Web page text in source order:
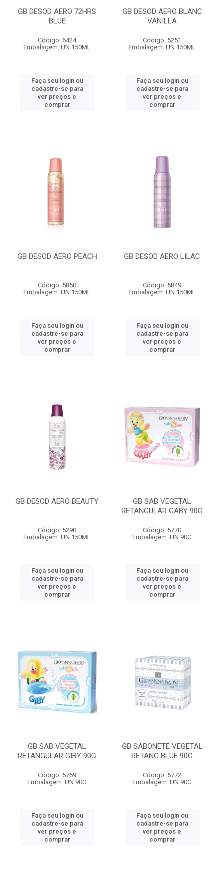
GB DESOD AERO 72HRS
BLUE
Código: 6424
Embalagem: UN 150ML
Faça seu login ou
cadastre-se para
ver preços e
comprar
GB DESOD AERO BLANC
VANILLA
Código: 5251
Embalagem: UN 150ML
Faça seu login ou
cadastre-se para
ver preços e
comprar
GB DESOD AERO PEACH
Código: 5850
Embalagem: UN 150ML
Faça seu login ou
cadastre-se para
ver preços e
comprar
GB DESOD AERO LILAC
Código: 5849
Embalagem: UN 150ML
Faça seu login ou
cadastre-se para
ver preços e
comprar
GB DESOD AERO BEAUTY
Código: 5290
Embalagem: UN 150ML
Faça seu login ou
cadastre-se para
ver preços e
comprar
GB SAB VEGETAL
RETANGULAR GABY 90G
Código: 5770
Embalagem: UN 90G
Faça seu login ou
cadastre-se para
ver preços e
comprar
GB SAB VEGETAL
RETANGULAR GIBY 90G
Código: 5769
Embalagem: UN 90G
Faça seu login ou
cadastre-se para
ver preços e
comprar
GB SABONETE VEGETAL
RETANG BLUE 90G
Código: 5772
Embalagem: UN 90G
Faça seu login ou
cadastre-se para
ver preços e
comprar